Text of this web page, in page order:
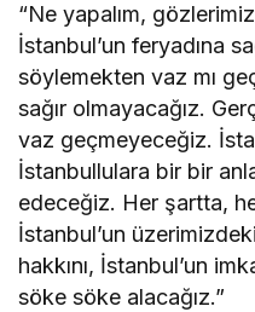
“Ne yapalım,
İstanbul’un feryadına
söylemekten vaz mı
sağır olmayacağız.
vaz geçmeyeceğiz.
İstanbullulara bir bir
edeceğiz. Her şartta,
İstanbul’un
hakkını, İstanbul’un
söke söke alacağız.”